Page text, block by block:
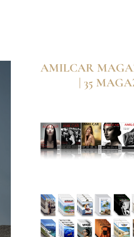
AMILCAR
| 35